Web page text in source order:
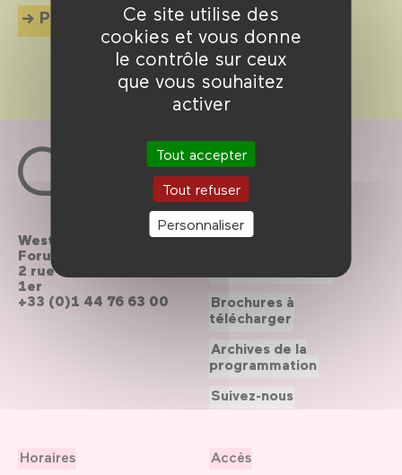
Ce site utilise des
cookies et vous donne
le contrôle sur ceux
que vous souhaitez
activer
Tout accepter
Tout refuser
Personnaliser
Plus d'info
Westfield
Forum des Halles
2 rue du cinéma, Paris
1er
+33 (0)1 44 76 63 00
Horaires Accès
Contactez-nous
Brochures à
télécharger
Archives de la
programmation
Suivez-nous